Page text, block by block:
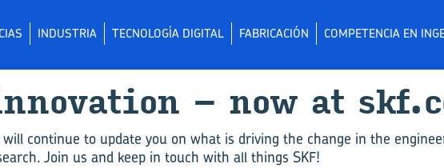
INDUSTRIA TECNOLOGÍA DIGITAL FABRICACIÓN COMPETENCIA EN
– now at
continue to update you on what is driving the change in the
Join us and keep in touch with all things SKF!